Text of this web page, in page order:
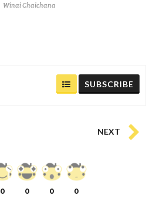
Winai Chaichana
SUBSCRIBE
NEXT
0 0 0 0